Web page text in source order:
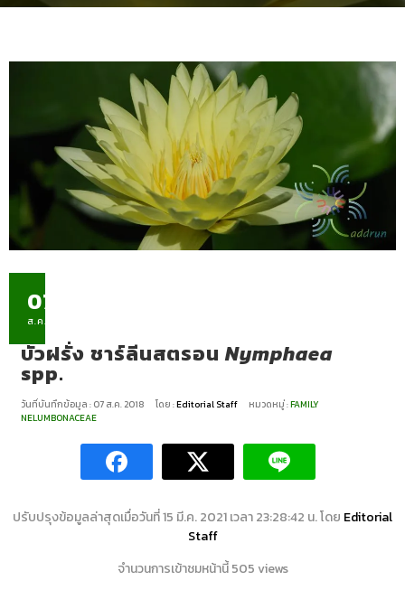
07
ส.ค.
บัวฝรั่ง ชาร์ลีนสตรอนNymphaea
spp.
วันที่บันทึกข้อมูล : 07 ส.ค. 2018 โดย :Editorial Staff หมวดหมู่ :FAMILY
NELUMBONACEAE
ปรับปรุงข้อมูลล่าสุดเมื่อวันที่ 15 มี.ค. 2021 เวลา 23:28:42 น. โดย Editorial
Staff
จำนวนการเข้าชมหน้านี้ 505 views